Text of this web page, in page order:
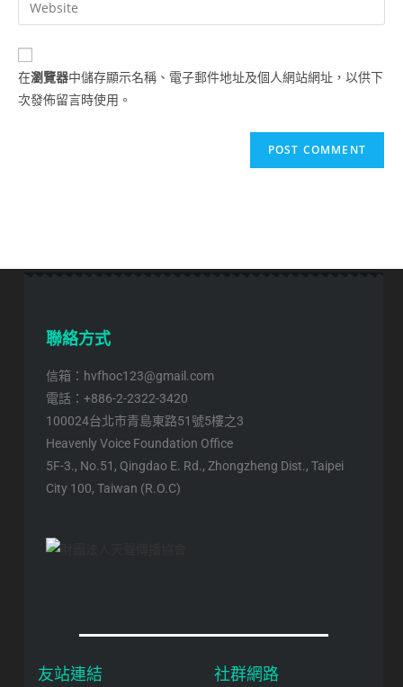
在瀏覽器中儲存顯示名稱、電子郵件地址及個人網站網址，以供下
次發佈留言時使用。
聯絡方式
信箱：hvfhoc123@gmail.com
電話：+886-2-2322-3420
100024台北市青島東路51號5樓之3
Heavenly Voice Foundation Office
5F-3., No.51, Qingdao E. Rd., Zhongzheng Dist., Taipei
City 100, Taiwan (R.O.C)
友站連結 社群網路